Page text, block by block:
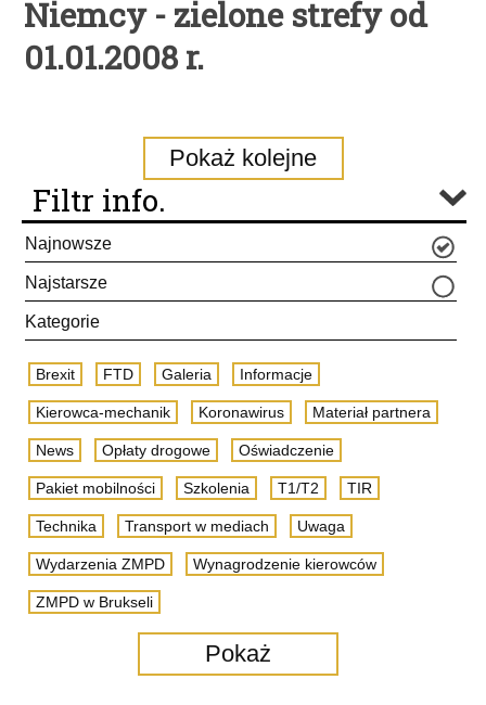
Niemcy - zielone strefy od
01.01.2008 r.
Pokaż kolejne
Filtr info.
Najnowsze
Najstarsze
Kategorie
Brexit FTD Galeria Informacje
Kierowca-mechanik Koronawirus Materiał partnera
News Opłaty drogowe Oświadczenie
Pakiet mobilności Szkolenia T1/T2 TIR
Technika Transport w mediach Uwaga
Wydarzenia ZMPD Wynagrodzenie kierowców
ZMPD w Brukseli
Pokaż